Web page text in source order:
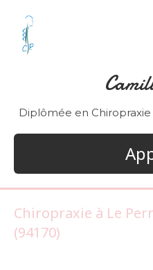
Diplômée en
Chiropraxie à Le
(94170)